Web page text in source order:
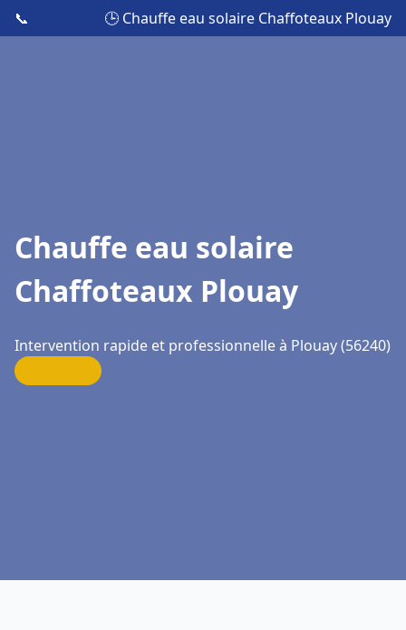
📞 🕒 Chauffe eau solaire Chaffoteaux Plouay
Chauffe eau solaire
Chaffoteaux Plouay
Intervention rapide et professionnelle à Plouay (56240)